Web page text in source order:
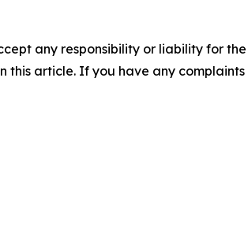
any responsibility or liability for
article. If you have any complaints